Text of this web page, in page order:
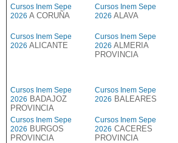
Cursos Inem Sepe
2026 A CORUÑA
Cursos Inem Sepe
2026 ALAVA
Cursos Inem Sepe
2026 ALICANTE
Cursos Inem Sepe
2026 ALMERIA
PROVINCIA
Cursos Inem Sepe
2026 BADAJOZ
PROVINCIA
Cursos Inem Sepe
2026 BALEARES
Cursos Inem Sepe
2026 BURGOS
PROVINCIA
Cursos Inem Sepe
2026 CACERES
PROVINCIA